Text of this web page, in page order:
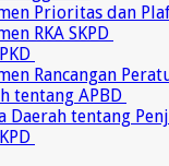
Prioritas dan
RKA SKPD
Rancangan
tentang APBD
tentang